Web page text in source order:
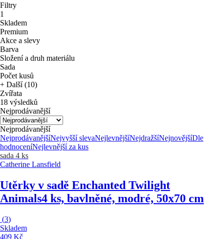
Filtry
1
Skladem
Premium
Akce a slevy
Barva
Složení a druh materiálu
Sada
Počet kusů
+ Další (10)
Zvířata
18 výsledků
Nejprodávanější
Nejprodávanější
NejprodávanějšíNejvyšší slevaNejlevnějšíNejdražšíNejnovějšíDle
hodnoceníNejlevnější za kus
sada 4 ks
Catherine Lansfield
Utěrky v sadě Enchanted Twilight
Animals4 ks, bavlněné, modré, 50x70 cm
(3)
Skladem
409 Kč